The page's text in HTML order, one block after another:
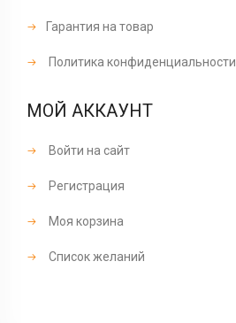
Гарантия на товар
Политика конфиденциальности
МОЙ АККАУНТ
Войти на сайт
Регистрация
Моя корзина
Список желаний